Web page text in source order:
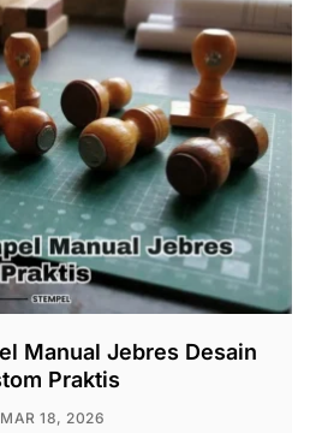
Manual Jebres Desain
Praktis
MAR 18, 2026